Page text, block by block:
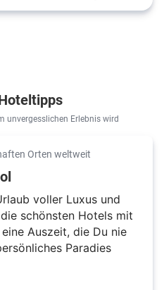
unvergesslichen Erlebnis wird
Orten weltweit
voller Luxus und
schönsten Hotels mit
Auszeit, die Du nie
Paradies